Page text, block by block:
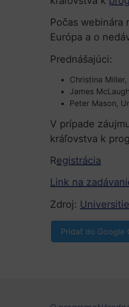
Počas
Európa a o
Prednášajúci:
Christina
James
Peter Mason,
V prípade
kráľovstva k
Registrácia
Link na
Zdroj:
Pridať do Google